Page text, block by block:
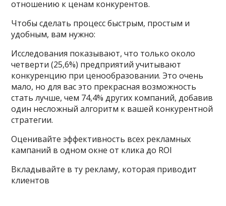
отношению к ценам конкурентов.
Чтобы сделать процесс быстрым, простым и
удобным, вам нужно:
Исследования показывают, что только около
четверти (25,6%) предприятий учитывают
конкуренцию при ценообразовании. Это очень
мало, но для вас это прекрасная возможность
стать лучше, чем 74,4% других компаний, добавив
один несложный алгоритм к вашей конкурентной
стратегии.
Оценивайте эффективность всех рекламных
кампаний в одном окне от клика до ROI
Вкладывайте в ту рекламу, которая приводит
клиентов